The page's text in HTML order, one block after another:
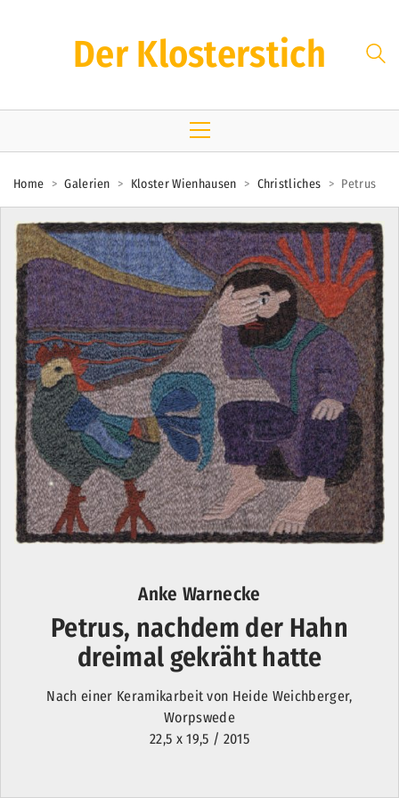
Der Klosterstich
Home > Galerien > Kloster Wienhausen > Christliches > Petrus
Anke Warnecke
Petrus, nachdem der Hahn
dreimal gekräht hatte
Nach einer Keramikarbeit von Heide Weichberger,
Worpswede
22,5 x 19,5 / 2015